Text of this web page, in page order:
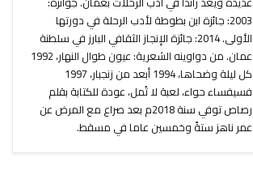
2003: جائزة ابن بطوطة لأدب الرحلة في دورتها
الأولى. 2014: جائزة الإنجاز الثقافي البارز في سلطنة
عمان. من دواوينه الشعرية: عيون طوال النهار، 1992
كل ليلة وضحاها، 1994 أبعد من زنجبار، 1997
فسيفساء حواء، لعبة لا تُمل، عودة للكتابة بقلم
رصاص توفي سنة 2018م بعد صراع مع المرض عن
عمر ناهز ستةً وخمسين عاما في مسقط.